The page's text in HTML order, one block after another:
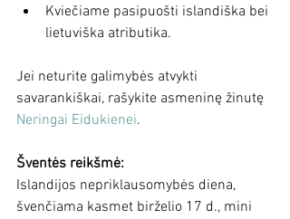
Kviečiame pasipuošti islandiška bei
lietuviška atributika.
Jei neturite galimybės atvykti
savarankiškai, rašykite asmeninę žinutę
Neringai Eidukienei.
Šventės reikšmė:
Islandijos nepriklausomybės diena,
švenčiama kasmet birželio 17 d., mini